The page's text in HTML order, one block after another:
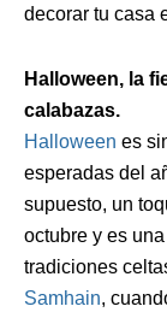
decorar tu casa
Halloween, la
calabazas.
Halloween es
esperadas del
supuesto, un
octubre y es
tradiciones
Samhain,